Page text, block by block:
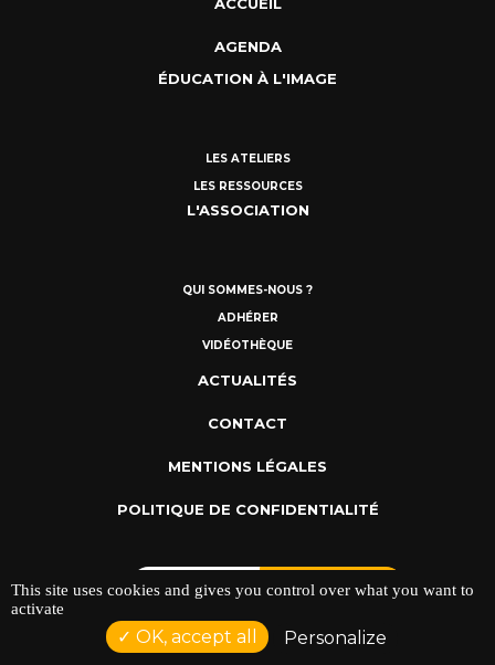
AGENDA
ÉDUCATION À L'IMAGE
LES ATELIERS
LES RESSOURCES
L'ASSOCIATION
QUI SOMMES-NOUS ?
ADHÉRER
VIDÉOTHÈQUE
ACTUALITÉS
CONTACT
MENTIONS LÉGALES
POLITIQUE DE CONFIDENTIALITÉ
This site uses cookies and gives you control over what you want to
activate
OK, accept all Personalize